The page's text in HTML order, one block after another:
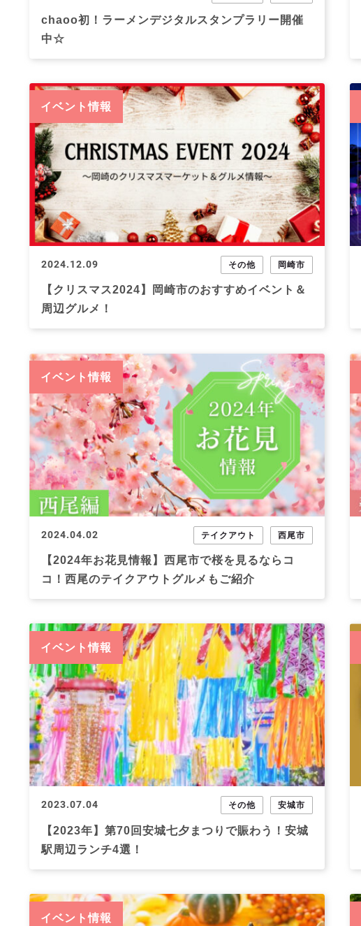
chaoo初！ラーメンデジタルスタンプラリー開催
中☆
イベント情報
2024.12.09 その他 岡崎市
【クリスマス2024】岡崎市のおすすめイベント＆
周辺グルメ！
イベント情報
2024.04.02 テイクアウト 西尾市
【2024年お花見情報】西尾市で桜を見るならコ
コ！西尾のテイクアウトグルメもご紹介
イベント情報
2023.07.04 その他 安城市
【2023年】第70回安城七夕まつりで賑わう！安城
駅周辺ランチ4選！
イベント情報